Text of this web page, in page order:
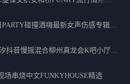
下辈子不一定遇见你女声生日PARTY碰撞酒嗨最新女声伤感专辑实录
国粤语ELECTRO不如遥望潮汐抖音慢摇混合柳州真龙会K吧小厅小康混音
场串烧中文FUNKYHOUSE精选